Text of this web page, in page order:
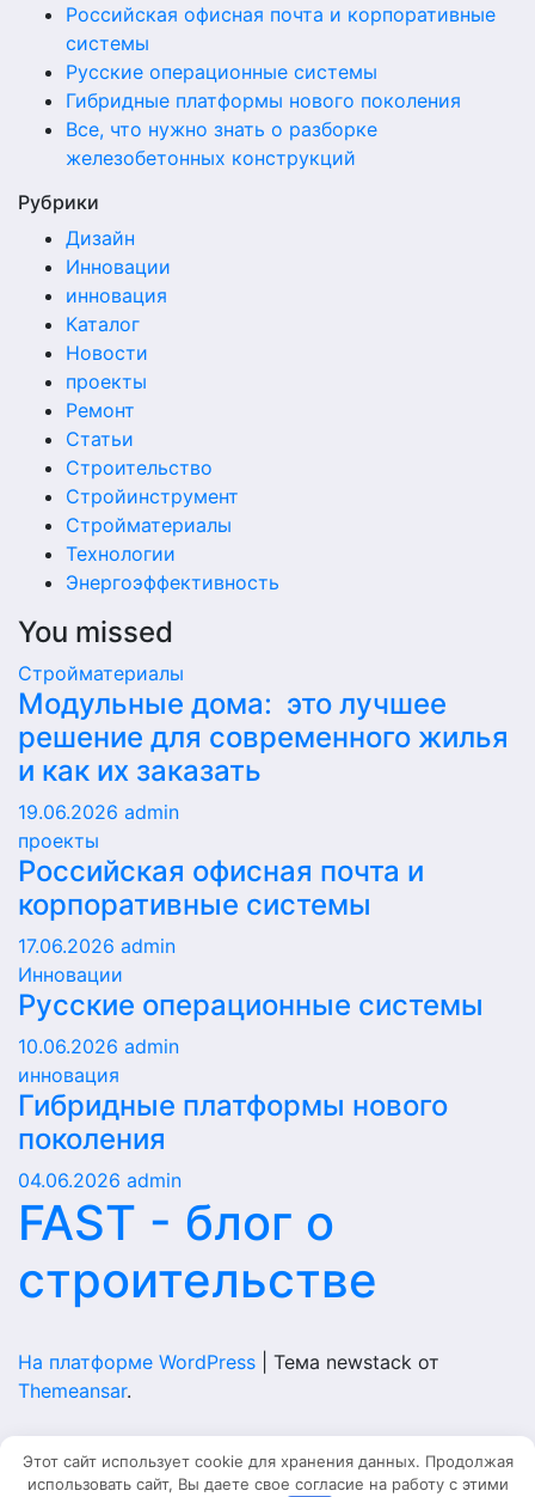
Российская офисная почта и корпоративные
системы
Русские операционные системы
Гибридные платформы нового поколения
Все, что нужно знать о разборке
железобетонных конструкций
Рубрики
Дизайн
Инновации
инновация
Каталог
Новости
проекты
Ремонт
Статьи
Строительство
Стройинструмент
Стройматериалы
Технологии
Энергоэффективность
You missed
Стройматериалы
Модульные дома: это лучшее
решение для современного жилья
и как их заказать
19.06.2026 admin
проекты
Российская офисная почта и
корпоративные системы
17.06.2026 admin
Инновации
Русские операционные системы
10.06.2026 admin
инновация
Гибридные платформы нового
поколения
04.06.2026 admin
FAST - блог о
строительстве
На платформе WordPress
Тема newstack от
Themeansar.
Этот сайт использует cookie для хранения данных. Продолжая
использовать сайт, Вы даете свое согласие на работу с этими